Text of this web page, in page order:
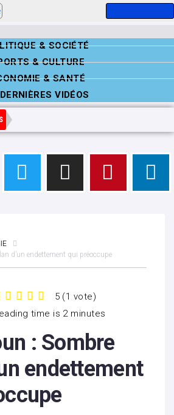
& SOCIÉTÉ
& CULTURE
& SANTÉ
DERNIÈRES VIDÉOS
d’un endettement qui préoccupe
5 (1 vote)
time is 2 minutes
: Sombre
endettement